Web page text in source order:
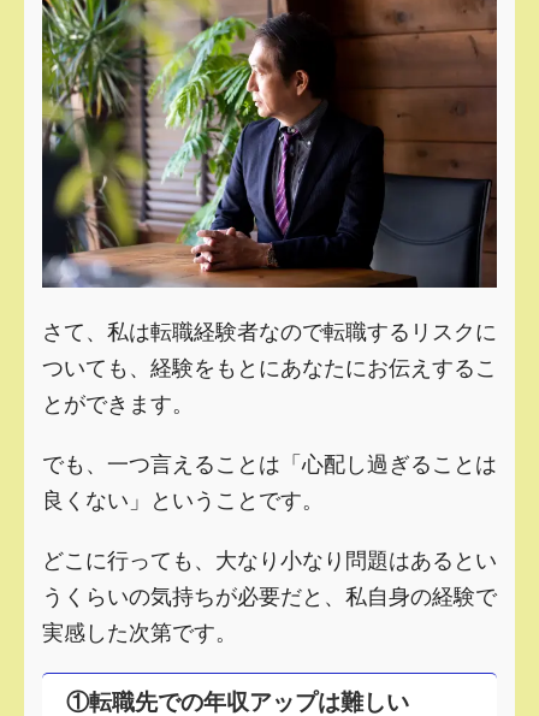
さて、私は転職経験者なので転職するリスクに
ついても、経験をもとにあなたにお伝えするこ
とができます。
でも、一つ言えることは「心配し過ぎることは
良くない」ということです。
どこに行っても、大なり小なり問題はあるとい
うくらいの気持ちが必要だと、私自身の経験で
実感した次第です。
①転職先での年収アップは難しい